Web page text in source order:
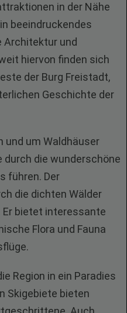
in der Nähe
beeindruckendes
Architektur und
hiervon finden sich
der Burg Freistadt,
Geschichte der
und um Waldhäuser
durch die wunderschöne
führen. Der
die dichten Wälder
bietet interessante
Flora und Fauna
Region in ein Paradies
Skigebiete bieten